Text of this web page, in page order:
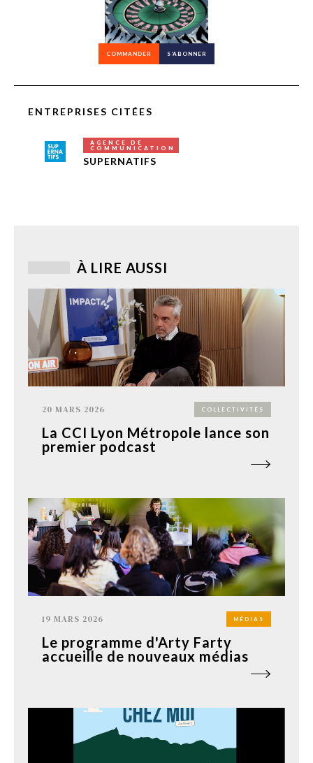
COMMANDER S’ABONNER
ENTREPRISES CITÉES
AGENCE DE
COMMUNICATION
SUPERNATIFS
À LIRE AUSSI
20 MARS 2026 COLLECTIVITÉS
La CCI Lyon Métropole lance son
premier podcast
19 MARS 2026 MÉDIAS
Le programme d'Arty Farty
accueille de nouveaux médias